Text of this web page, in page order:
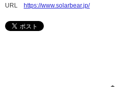
URL https://www.solarbear.jp/